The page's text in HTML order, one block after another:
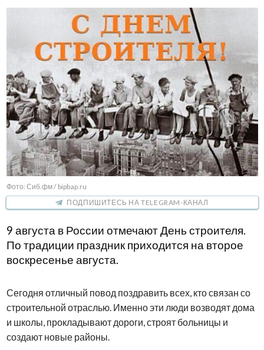
Фото: Сиб.фм / bipbap.ru
ПОДПИШИТЕСЬ НА TELEGRAM-КАНАЛ
9 августа в России отмечают День строителя.
По традиции праздник приходится на второе
воскресенье августа.
Сегодня отличный повод поздравить всех, кто связан со
строительной отраслью. Именно эти люди возводят дома
и школы, прокладывают дороги, строят больницы и
создают новые районы.